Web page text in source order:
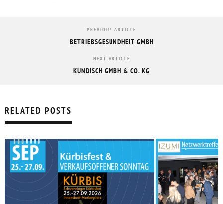
PREVIOUS ARTICLE
BETRIEBSGESUNDHEIT GMBH
NEXT ARTICLE
KUNDISCH GMBH & CO. KG
RELATED POSTS